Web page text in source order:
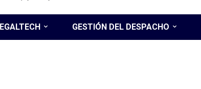
GESTIÓN DEL DESPACHO